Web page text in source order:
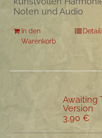
Noten und Audio
In den
Warenkorb
Awaiting
Version
3,90€